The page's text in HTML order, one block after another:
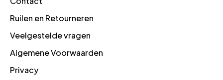
Ruilen en Retourneren
Veelgestelde vragen
Algemene Voorwaarden
Privacy